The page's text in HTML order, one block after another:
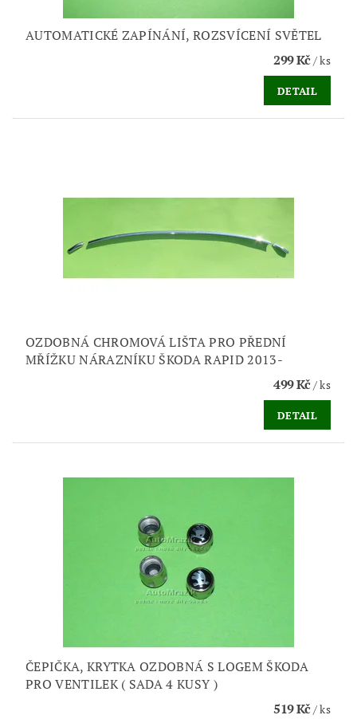
AUTOMATICKÉ ZAPÍNÁNÍ, ROZSVÍCENÍ SVĚTEL
299 Kč/ ks
DETAIL
OZDOBNÁ CHROMOVÁ LIŠTA PRO PŘEDNÍ
MŘÍŽKU NÁRAZNÍKU ŠKODA RAPID 2013-
499 Kč/ ks
DETAIL
ČEPIČKA, KRYTKA OZDOBNÁ S LOGEM ŠKODA
PRO VENTILEK ( SADA 4 KUSY )
519 Kč/ ks